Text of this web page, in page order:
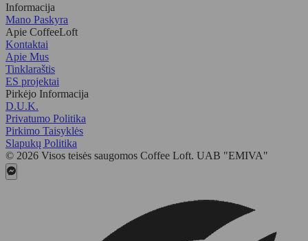
Informacija
Mano Paskyra
Apie CoffeeLoft
Kontaktai
Apie Mus
Tinklaraštis
ES projektai
Pirkėjo Informacija
D.U.K.
Privatumo Politika
Pirkimo Taisyklės
Slapukų Politika
© 2026 Visos teisės saugomos Coffee Loft. UAB "EMIVA"